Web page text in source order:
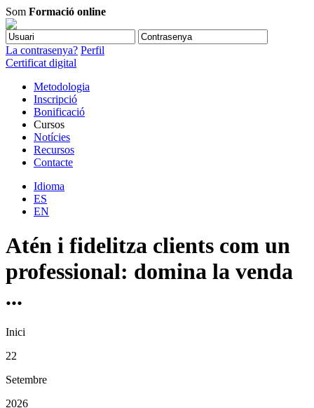
Som Formació online
La contrasenya? Perfil
Certificat digital
Metodologia
Inscripció
Bonificació
Cursos
Notícies
Recursos
Contacte
Idioma
ES
EN
Atén i fidelitza clients com un
professional: domina la venda
...
Inici
22
Setembre
2026